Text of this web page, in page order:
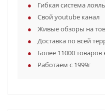
Гибкая система
Свой youtube канал
Живые обзоры на
Доставка по всей
Более 11000 товаров
Работаем с 1999г